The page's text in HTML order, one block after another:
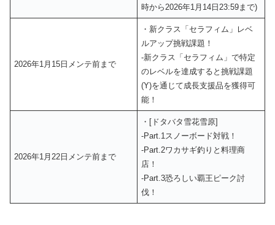
時から2026年1月14日23:59まで)
2026年1月15日メンテ前まで
・新クラス「セラフィム」レベ
ルアップ挑戦課題！
‐新クラス「セラフィム」で特定
のレベルを達成すると挑戦課題
(Y)を通じて成長支援品を獲得可
能！
2026年1月22日メンテ前まで
・[ドタバタ雪花雪原]
‐Part.1スノーボード対戦！
‐Part.2ワカサギ釣りと料理商
店！
‐Part.3恐ろしい覇王ピーク討
伐！